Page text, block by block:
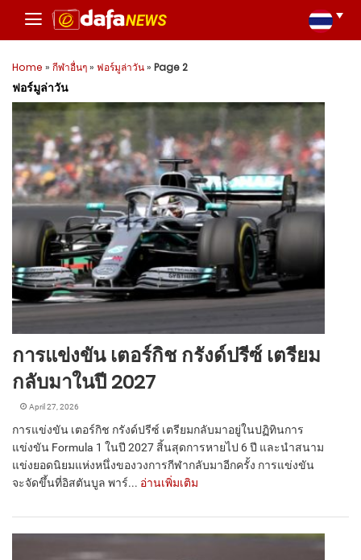
Home » กีฬาอื่นๆ» ฟอร์มูล่าวัน» Page 2
ฟอร์มูล่าวัน
การแข่งขัน เตอร์กิช กรังด์ปรีซ์ เตรียม
กลับมาในปี 2027
April 27, 2026
การแข่งขัน เตอร์กิช กรังด์ปรีซ์ เตรียมกลับมาอยู่ในปฏิทินการ
แข่งขัน Formula 1 ในปี 2027 สิ้นสุดการหายไป 6 ปี และนำสนาม
แข่งยอดนิยมแห่งหนึ่งของวงการกีฬากลับมาอีกครั้ง การแข่งขัน
จะจัดขึ้นที่อิสตันบูล พาร์... อ่านเพิ่มเติม